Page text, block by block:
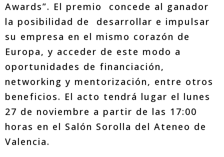
Awards”. El premio concede al ganador
la posibilidad de desarrollar e impulsar
su empresa en el mismo corazón de
Europa, y acceder de este modo a
oportunidades de financiación,
networking y mentorización, entre otros
beneficios. El acto tendrá lugar el lunes
27 de noviembre a partir de las 17:00
horas en el Salón Sorolla del Ateneo de
Valencia.